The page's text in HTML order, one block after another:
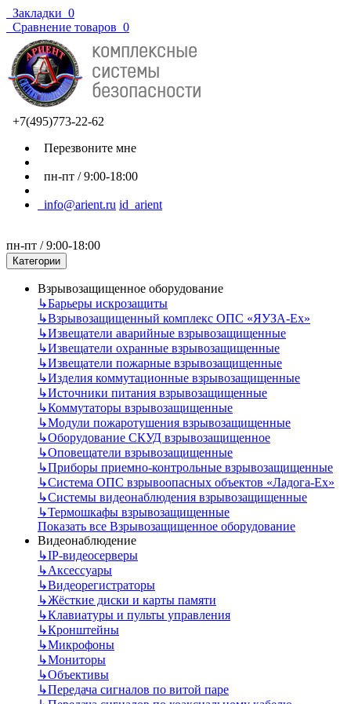
Закладки 0
Сравнение товаров 0
+7(495)773-22-62
Перезвоните мне
пн-пт / 9:00-18:00
info@arient.ru id_arient
пн-пт / 9:00-18:00
Категории
Взрывозащищенное оборудование
↳Барьеры искрозащиты
↳Взрывозащищенный комплекс ОПС «ЯУЗА-Ех»
↳Извещатели аварийные взрывозащищенные
↳Извещатели охранные взрывозащищенные
↳Извещатели пожарные взрывозащищенные
↳Изделия коммутационные взрывозащищенные
↳Источники питания взрывозащищенные
↳Коммутаторы взрывозащищенные
↳Модули пожаротушения взрывозащищенные
↳Оборудование СКУД взрывозащищенное
↳Оповещатели взрывозащищенные
↳Приборы приемно-контрольные взрывозащищенные
↳Система ОПС взрывоопасных объектов «Ладога-Ex»
↳Системы видеонаблюдения взрывозащищенные
↳Термошкафы взрывозащищенные
Показать все Взрывозащищенное оборудование
Видеонаблюдение
↳IP-видеосерверы
↳Аксессуары
↳Видеорегистраторы
↳Жёсткие диски и карты памяти
↳Клавиатуры и пульты управления
↳Кронштейны
↳Микрофоны
↳Мониторы
↳Объективы
↳Передача сигналов по витой паре